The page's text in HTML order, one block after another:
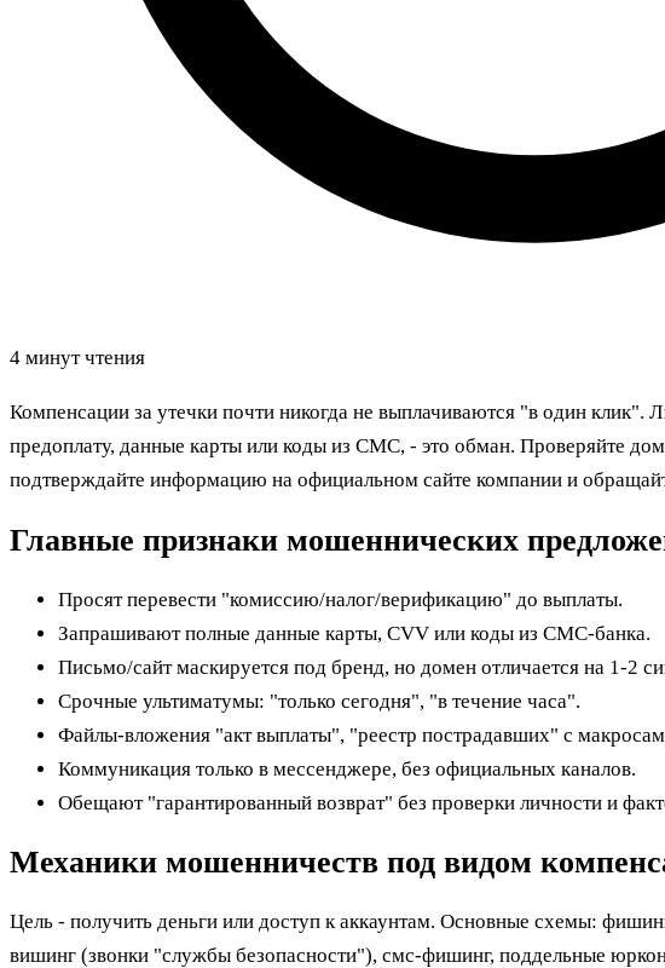
4 минут чтения
Компенсации за утечки почти никогда не выплачиваются "в один клик".
предоплату, данные карты или коды из СМС, - это обман. Проверяйте
подтверждайте информацию на официальном сайте компании и
Главные признаки мошеннических
Просят перевести "комиссию/налог/верификацию" до выплаты.
Запрашивают полные данные карты, CVV или коды из СМС-банка.
Письмо/сайт маскируется под бренд, но домен отличается на 1-2
Срочные ультиматумы: "только сегодня", "в течение часа".
Файлы-вложения "акт выплаты", "реестр пострадавших" с
Коммуникация только в мессенджере, без официальных каналов.
Обещают "гарантированный возврат" без проверки личности и
Механики мошенничеств под видом
Цель - получить деньги или доступ к аккаунтам. Основные схемы:
вишинг (звонки "службы безопасности"), смс-фишинг, поддельные